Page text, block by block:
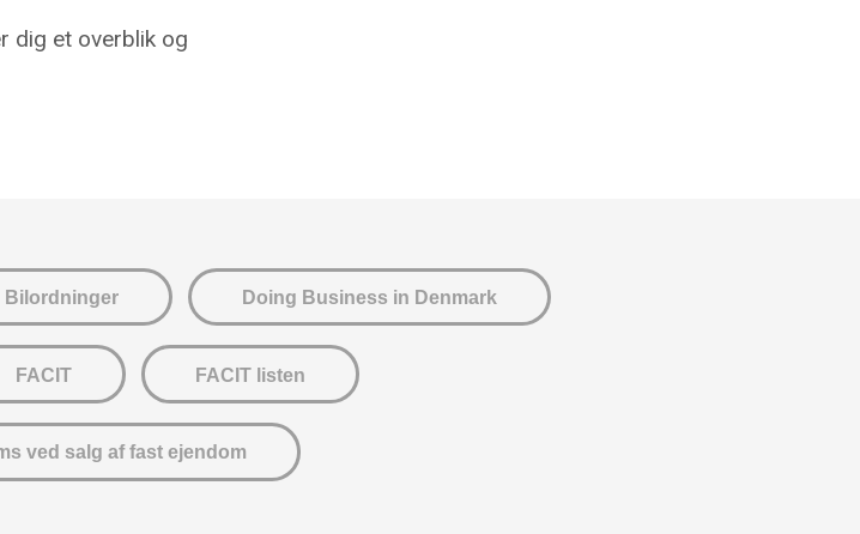
dig et overblik og
Bilordninger Doing Business in Denmark
FACIT FACIT listen
ved salg af fast ejendom